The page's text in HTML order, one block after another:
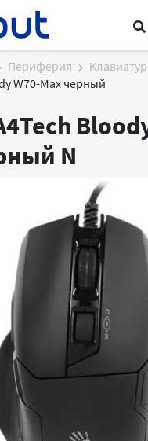
Периферия
W70-Max черный
N